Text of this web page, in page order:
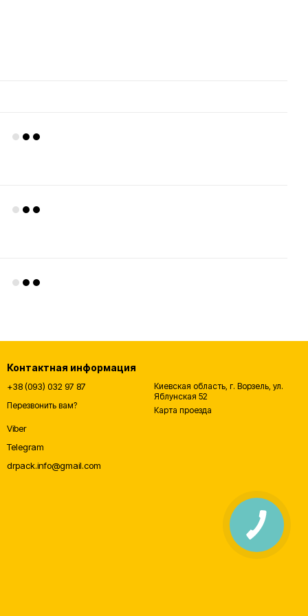
Контактная информация
+38 (093) 032 97 87
Перезвонить вам?
Viber
Telegram
drpack.info@gmail.com
Киевская область, г. Ворзель, ул.
Яблунская 52
Карта проезда